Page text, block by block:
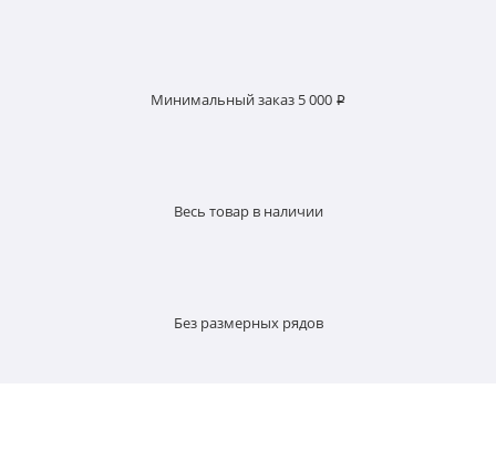
Минимальный заказ 5 000 ₽
Весь товар в наличии
Без размерных рядов